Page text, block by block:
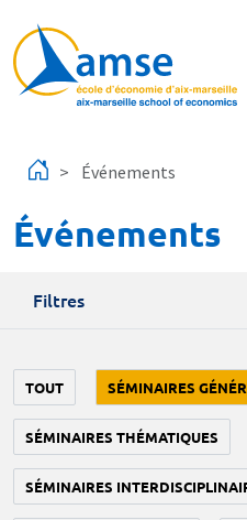
Événements
Événements
Filtres
TOUT SÉMINAIRES
SÉMINAIRES THÉMATIQUES
SÉMINAIRES